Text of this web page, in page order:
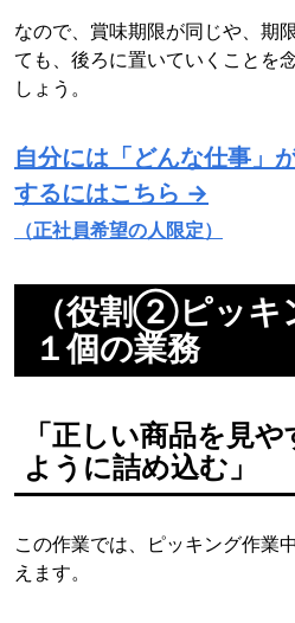
なので、賞味期限が同じや、期
ても、後ろに置いていくことを
しょう。
自分には「どんな仕事」
するにはこちら →
（正社員希望の人限定）
（役割②ピッキ
１個の業務
「正しい商品を見
ように詰め込む」
この作業では、ピッキング作業
えます。